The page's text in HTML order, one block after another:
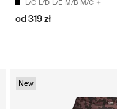
L/C L/D L/E M/B M/C
od 319 zł
New